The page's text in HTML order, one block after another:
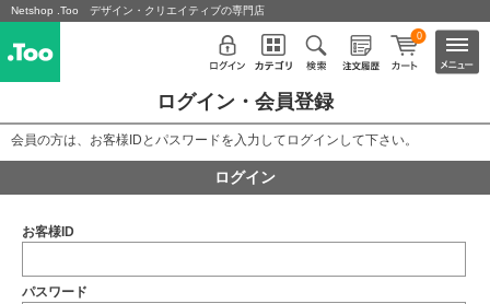
Netshop .Too デザイン・クリエイティブの専門店
0
ログイン・会員登録
会員の方は、お客様IDとパスワードを入力してログインして下さい。
ログイン
お客様ID
パスワード